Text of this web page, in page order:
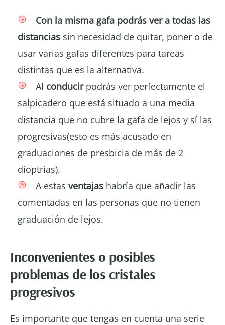
Con la misma gafa podrás ver a todas las
distancias sin necesidad de quitar, poner o de
usar varias gafas diferentes para tareas
distintas que es la alternativa.
Al conducirpodrás ver perfectamente el
salpicadero que está situado a una media
distancia que no cubre la gafa de lejos y sí las
progresivas(esto es más acusado en
graduaciones de presbicia de más de 2
dioptrías).
A estas ventajas habría que añadir las
comentadas en las personas que no tienen
graduación de lejos.
Inconvenientes o posibles
problemas de los cristales
progresivos
Es importante que tengas en cuenta una serie